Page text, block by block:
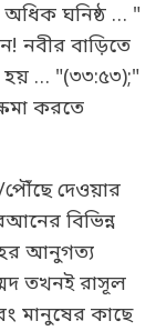
অধিক ঘনিষ্ঠ … "
নবীর বাড়িতে
হয় … "(৩৩:৫৩);"
করতে
দেওয়ার
বিভিন্ন
আনুগত্য
তখনই রাসূল
মানুষের কাছে